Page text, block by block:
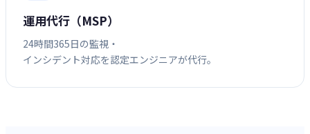
運用代行（MSP）
24時間365日の監視・
インシデント対応を認定エンジニアが代行。